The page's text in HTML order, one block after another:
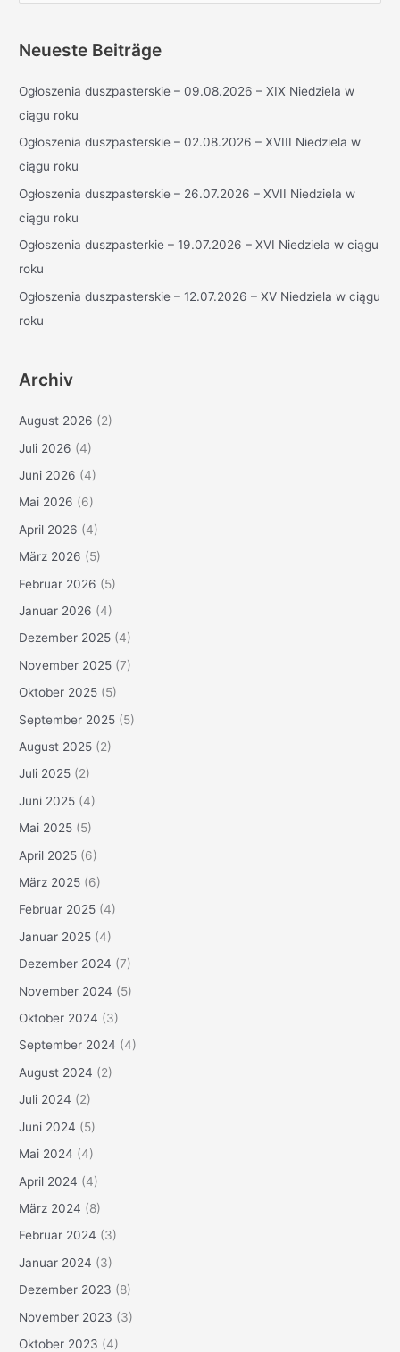
h
n
n
a
c
h
:
Neueste Beiträge
Ogłoszenia duszpasterskie – 09.08.2026 – XIX Niedziela w
ciągu roku
Ogłoszenia duszpasterskie – 02.08.2026 – XVIII Niedziela w
ciągu roku
Ogłoszenia duszpasterskie – 26.07.2026 – XVII Niedziela w
ciągu roku
Ogłoszenia duszpasterkie – 19.07.2026 – XVI Niedziela w ciągu
roku
Ogłoszenia duszpasterskie – 12.07.2026 – XV Niedziela w ciągu
roku
Archiv
August 2026 (2)
Juli 2026 (4)
Juni 2026 (4)
Mai 2026 (6)
April 2026 (4)
März 2026 (5)
Februar 2026 (5)
Januar 2026 (4)
Dezember 2025 (4)
November 2025 (7)
Oktober 2025 (5)
September 2025 (5)
August 2025 (2)
Juli 2025 (2)
Juni 2025 (4)
Mai 2025 (5)
April 2025 (6)
März 2025 (6)
Februar 2025 (4)
Januar 2025 (4)
Dezember 2024 (7)
November 2024 (5)
Oktober 2024 (3)
September 2024 (4)
August 2024 (2)
Juli 2024 (2)
Juni 2024 (5)
Mai 2024 (4)
April 2024 (4)
März 2024 (8)
Februar 2024 (3)
Januar 2024 (3)
Dezember 2023 (8)
November 2023 (3)
Oktober 2023 (4)